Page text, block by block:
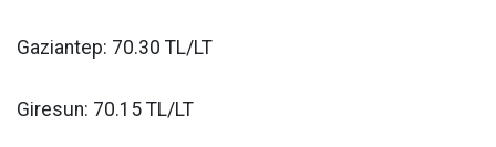
Gaziantep: 70.30 TL/LT
Giresun: 70.15 TL/LT